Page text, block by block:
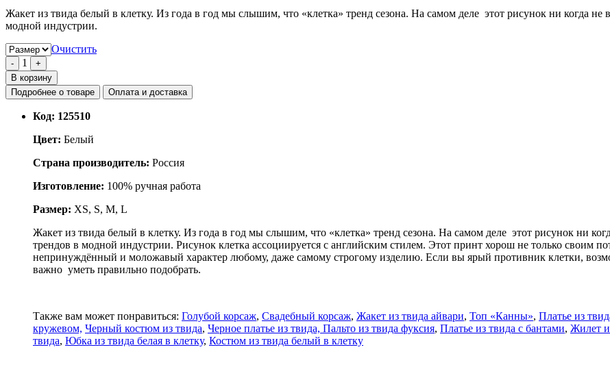
Copy
Link
Жакет из твида белый в клетку. Из года в год мы слышим, что «клетка» тренд сезона. На самом деле этот рисунок ни когда
модной индустрии.
Очистить
- 1
+
В корзину
Подробнее о товаре
Оплата и доставка
Код: 125510
Цвет: Белый
Страна производитель: Россия
Изготовление: 100% ручная работа
Размер: XS, S, M, L
Жакет из твида белый в клетку. Из года в год мы слышим, что «клетка» тренд сезона. На самом деле этот рисунок ни
трендов в модной индустрии. Рисунок клетка ассоциируется с английским стилем. Этот принт хорош не только своим
непринуждённый и моложавый характер любому, даже самому строгому изделию. Если вы ярый противник клетки,
важно уметь правильно подобрать.
Также вам может понравиться: Голубой корсаж, Свадебный корсаж, Жакет из твида айвари, Топ «Канны», Платье из
кружевом, Черный костюм из твида, Черное платье из твида, Пальто из твида фуксия, Платье из твида с бантами, Жилет
твида, Юбка из твида белая в клетку, Костюм из твида белый в клетку